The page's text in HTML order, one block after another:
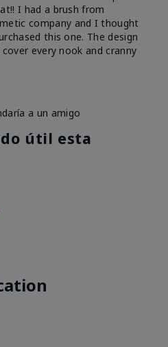
I had a brush from
company and I thought
this one. The design
every nook and cranny
a un amigo
útil esta